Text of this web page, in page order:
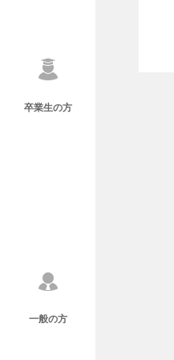
卒業生の方
一般の方